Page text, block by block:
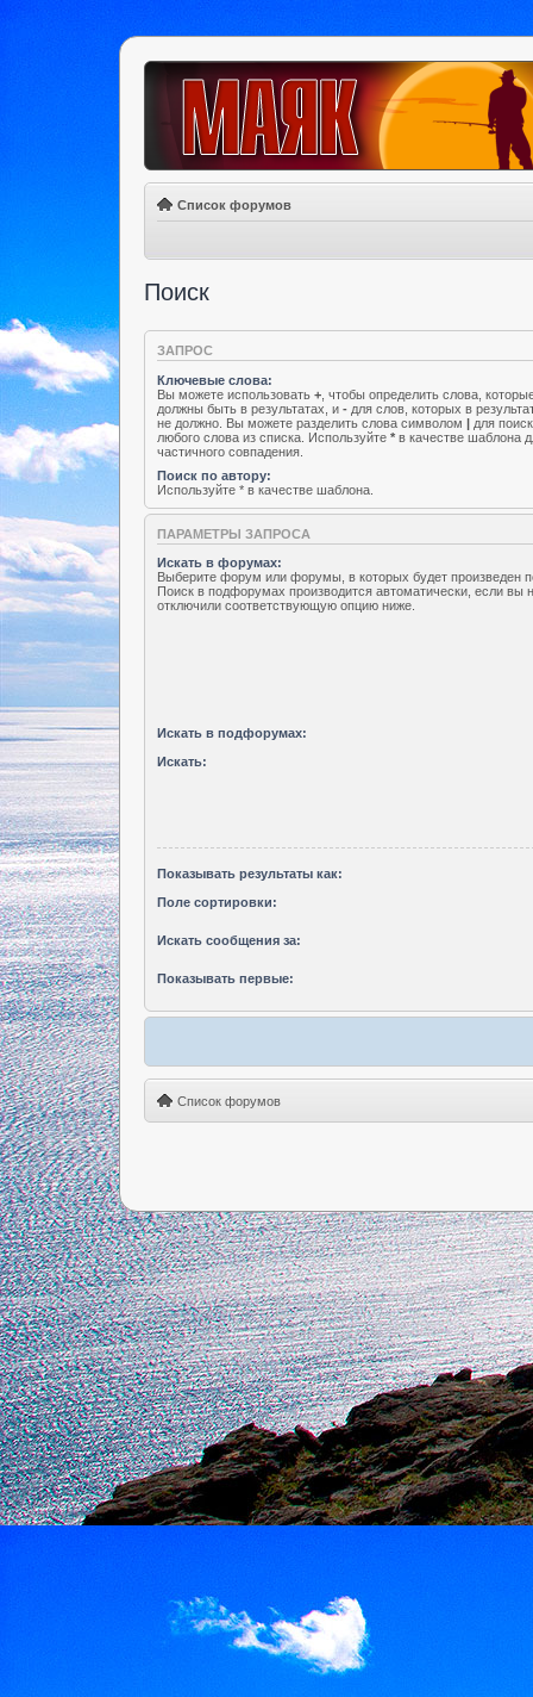
Список форумов
Поиск
ЗАПРОС
Ключевые слова:
Вы можете использовать + , чтобы определить слова,
должны быть в результатах, и - для слов, которых в
не должно. Вы можете разделить слова символом | для
любого слова из списка. Используйте * в качестве шаблона
частичного совпадения.
Поиск по автору:
Используйте * в качестве шаблона.
ПАРАМЕТРЫ ЗАПРОСА
Искать в форумах:
Выберите форум или форумы, в которых будет произведен
Поиск в подфорумах производится автоматически, если вы
отключили соответствующую опцию ниже.
Искать в подфорумах:
Искать:
Показывать результаты как:
Поле сортировки:
Искать сообщения за:
Показывать первые:
Список форумов